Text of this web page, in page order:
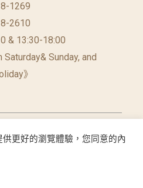
1269
2610
& 13:30-18:00
Saturday& Sunday, and
》
協會 版權所有.網頁設計公
更好的瀏覽體驗，您同意的內